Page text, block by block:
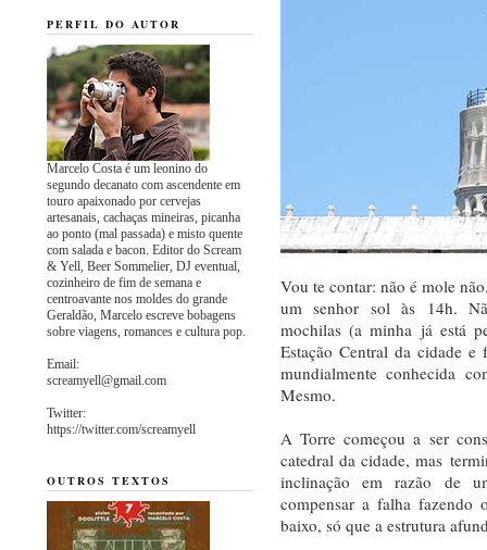
Vou te contar: não é mole
um senhor sol às 14h.
mochilas (a minha já está
Estação Central da cidade e
mundialmente conhecida
Mesmo.
A Torre começou a ser
catedral da cidade, mas
inclinação em razão de
compensar a falha fazendo
baixo, só que a estrutura
PERFIL DO AUTOR
Marcelo Costa é um leonino do
segundo decanato com ascendente em
touro apaixonado por cervejas
artesanais, cachaças mineiras, picanha
ao ponto (mal passada) e misto quente
com salada e bacon. Editor do Scream
& Yell, Beer Sommelier, DJ eventual,
cozinheiro de fim de semana e
centroavante nos moldes do grande
Geraldão, Marcelo escreve bobagens
sobre viagens, romances e cultura pop.
Email:
screamyell@gmail.com
Twitter:
https://twitter.com/screamyell
OUTROS TEXTOS